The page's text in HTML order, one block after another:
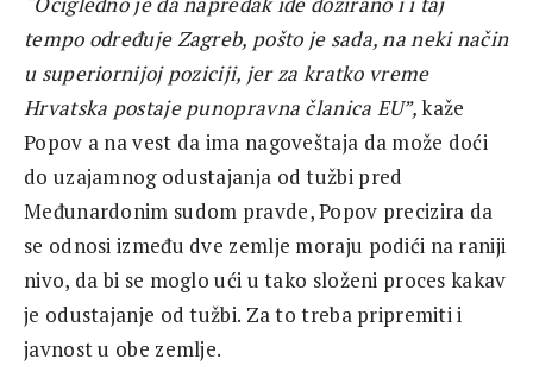
tempo određuje Zagreb, pošto je sada, na neki način
u superiornijoj poziciji, jer za kratko vreme
Hrvatska postaje punopravna članica EU”,kaže
Popov a na vest da ima nagoveštaja da može doći
do uzajamnog odustajanja od tužbi pred
Međunardonim sudom pravde, Popov precizira da
se odnosi između dve zemlje moraju podići na raniji
nivo, da bi se moglo ući u tako složeni proces kakav
je odustajanje od tužbi. Za to treba pripremiti i
javnost u obe zemlje.